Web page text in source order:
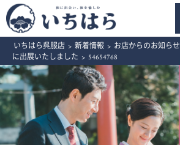
いちはら呉服店 > 新着情報 > お店からのお知らせ
に出展いたしました > 54654768